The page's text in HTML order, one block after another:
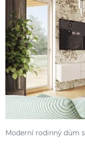
Moderní rodinný dům